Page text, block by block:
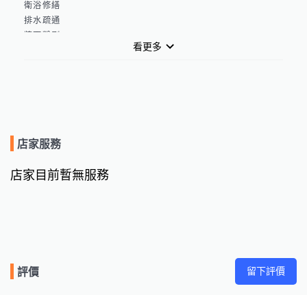
衛浴修繕
排水疏通
牆面粉刷
歡迎有興趣，或任何修繕問題，致電詢問…………宏正住宅修繕
談後報價
看更多
店家服務
店家目前暫無服務
評價 留下評價